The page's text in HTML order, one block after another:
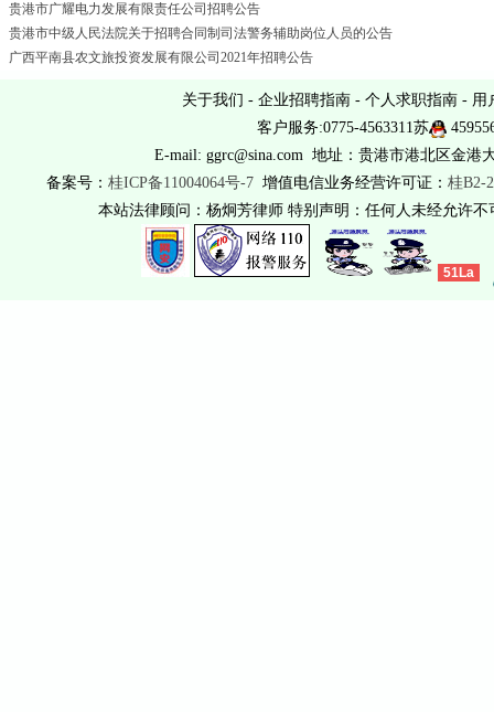
贵港市广耀电力发展有限责任公司招聘公告
贵港市中级人民法院关于招聘合同制司法警务辅助岗位人员的公告
广西平南县农文旅投资发展有限公司2021年招聘公告
关于我们 - 企业招聘指南 - 个人求职指南 - 用
客户服务:0775-4563311苏
E-mail: ggrc@sina.com 地址：贵港市港北区金港
备案号： 桂ICP备11004064号-7增值电信业务经营许可证： 桂B2-
本站法律顾问：杨炯芳律师 特别声明：任何人未经允许
51La